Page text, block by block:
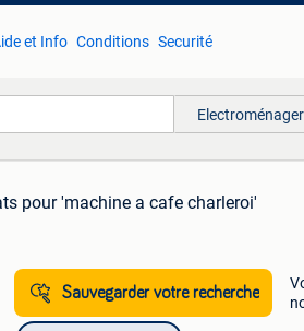
et Info Conditions Securité
Electroménager
pour 'machine a cafe charleroi'
Sauvegarder votre recherche